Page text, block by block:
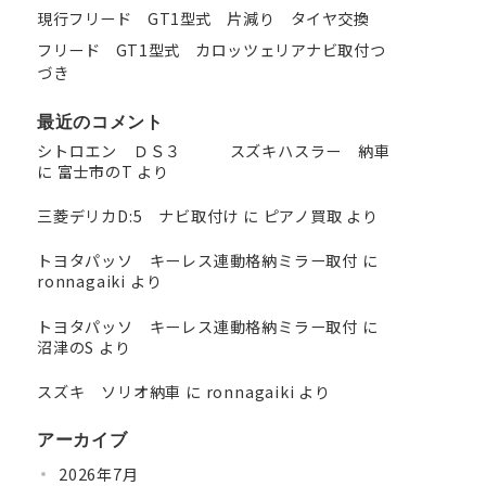
現行フリード GT1型式 片減り タイヤ交換
フリード GT1型式 カロッツェリアナビ取付つ
づき
最近のコメント
シトロエン ＤＳ３ スズキハスラー 納車
に 富士市のT より
三菱デリカD:5 ナビ取付け に ピアノ買取 より
トヨタパッソ キーレス連動格納ミラー取付 に
ronnagaiki より
トヨタパッソ キーレス連動格納ミラー取付 に
沼津のS より
スズキ ソリオ納車 に ronnagaiki より
アーカイブ
2026年7月